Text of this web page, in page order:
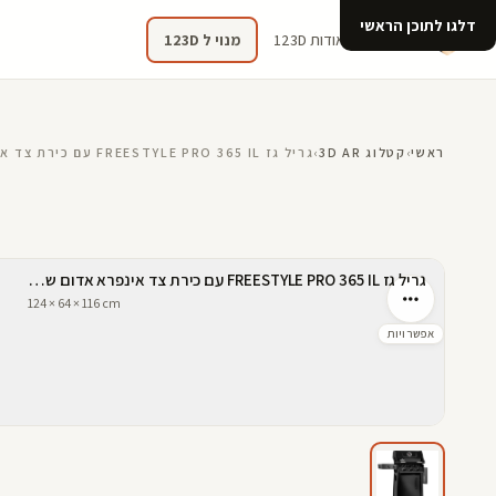
דלגו לתוכן הראשי
קטלוג אודות 123D מנוי ל 123D
ראשי› קטלוג 3D AR ›גריל גז FREESTYLE PRO 365 IL עם כירת צד אינפרא אדום שחור